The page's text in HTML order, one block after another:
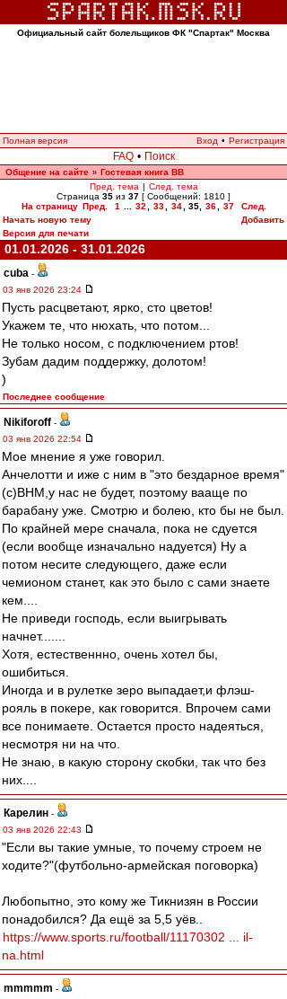
Официальный сайт болельщиков ФК "Спартак" Москва
Полная версия Вход • Регистрация
FAQ • Поиск
Общение на сайте » Гостевая книга ВВ
Пред. тема | След. тема
Страница 35 из 37 [ Сообщений: 1810 ]
На страницу Пред. 1 32 33 34 35, 36 37
След.
Начать новую тему
Добавить
Версия для печати
01.01.2026 - 31.01.2026
cuba -
03 янв 2026 23:24
Пусть расцветают, ярко, сто цветов!
Укажем те, что нюхать, что потом...
Не только носом, с подключением ртов!
Зубам дадим поддержку, долотом!
)
Последнее сообщение
Nikiforoff -
03 янв 2026 22:54
Мое мнение я уже говорил.
Анчелотти и иже с ним в "это бездарное время"
(с)ВНМ,у нас не будет, поэтому вааще по
барабану уже. Смотрю и болею, кто бы не был.
По крайней мере сначала, пока не сдуется
(если вообще изначально надуется) Ну а
потом несите следующего, даже если
чемионом станет, как это было с сами знаете
кем....
Не приведи господь, если выигрывать
начнет.......
Хотя, естественнно, очень хотел бы,
ошибиться.
Иногда и в рулетке зеро выпадает,и флэш-
рояль в покере, как говорится. Впрочем сами
все понимаете. Остается просто надеяться,
несмотря ни на что.
Не знаю, в какую сторону скобки, так что без
них....
Карелин -
03 янв 2026 22:43
"Если вы такие умные, то почему строем не
ходите?"(футбольно-армейская поговорка)
Любопытно, это кому же Тикнизян в России
понадобился? Да ещё за 5,5 уёв..
https://www.sports.ru/football/11170302 ... il-
na.html
mmmmm -